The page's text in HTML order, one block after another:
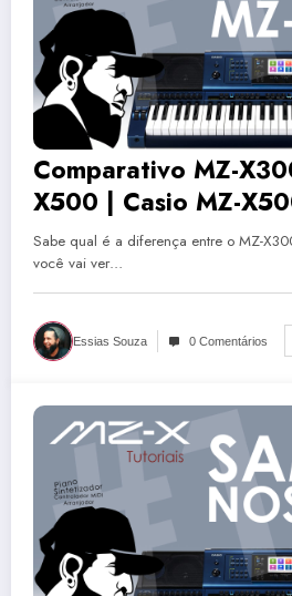
Comparativo MZ-
X500 | Casio MZ-
Sabe qual é a diferença entre o MZ-
você vai ver…
Essias Souza 0 Comentários